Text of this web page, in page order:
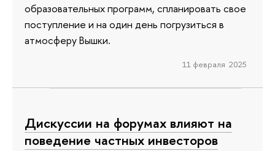
образовательных программ, спланировать свое
поступление и на один день погрузиться в
атмосферу Вышки.
11 февраля 2025
Дискуссии на форумах влияют на
поведение частных инвесторов